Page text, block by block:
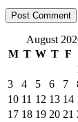
August
M T W T F
3
4 5 6 7
10 11 12 13 14
17 18 19 20 21